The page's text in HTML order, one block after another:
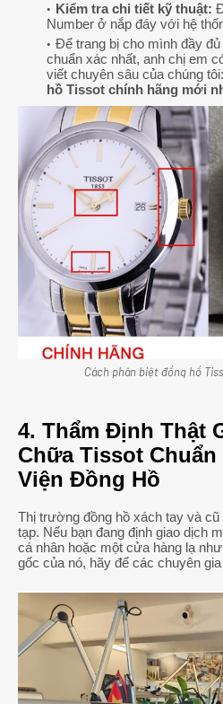
Kiểm tra chi tiết kỹ thuật:
Number ở nắp đáy với hệ
Để trang bị cho mình đầy
chuẩn xác nhất, anh chị em
viết chuyên sâu của chúng tôi:
hồ Tissot chính hãng mới
Cách phân biệt đồng hồ
4. Thẩm Định Thật
Chữa Tissot Chuẩn
Viện Đồng Hồ
Thị trường đồng hồ xách tay và
tạp. Nếu bạn đang định giao dịch
cá nhân hoặc một cửa hàng lạ
gốc của nó, hãy để các chuyên